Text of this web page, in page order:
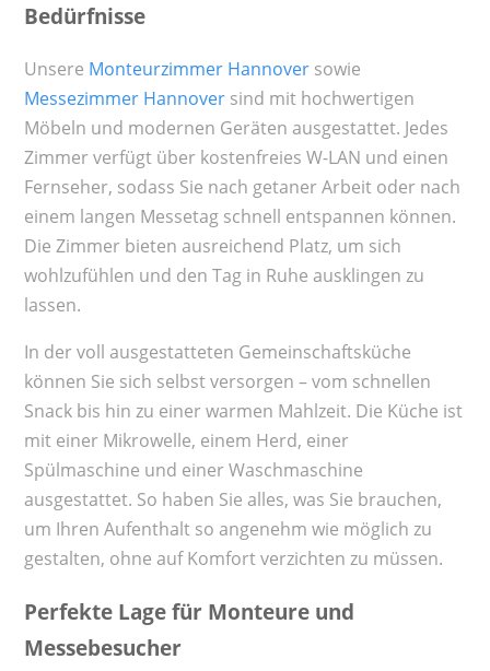
Bedürfnisse
Unsere Monteurzimmer Hannoversowie
Messezimmer Hannoversind mit hochwertigen
Möbeln und modernen Geräten ausgestattet. Jedes
Zimmer verfügt über kostenfreies W-LAN und einen
Fernseher, sodass Sie nach getaner Arbeit oder nach
einem langen Messetag schnell entspannen können.
Die Zimmer bieten ausreichend Platz, um sich
wohlzufühlen und den Tag in Ruhe ausklingen zu
lassen.
In der voll ausgestatteten Gemeinschaftsküche
können Sie sich selbst versorgen – vom schnellen
Snack bis hin zu einer warmen Mahlzeit. Die Küche ist
mit einer Mikrowelle, einem Herd, einer
Spülmaschine und einer Waschmaschine
ausgestattet. So haben Sie alles, was Sie brauchen,
um Ihren Aufenthalt so angenehm wie möglich zu
gestalten, ohne auf Komfort verzichten zu müssen.
Perfekte Lage für Monteure und
Messebesucher